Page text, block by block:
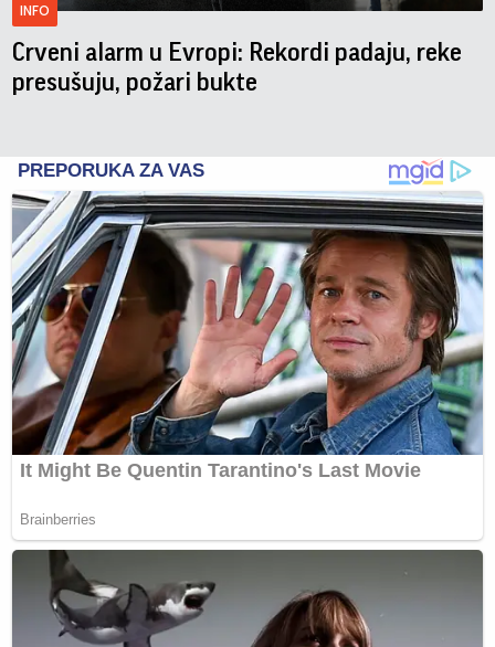
INFO
Crveni alarm u Evropi: Rekordi padaju, reke
presušuju, požari bukte